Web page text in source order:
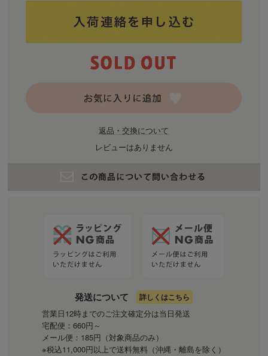
返品・交換について
レビューはありません
発送について 詳しくはこちら
営業日12時までのご注文確定分は当日発送
宅配便：660円～
メール便：185円（対象商品のみ）
※税込11,000円以上で送料無料（沖縄・離島を除く）